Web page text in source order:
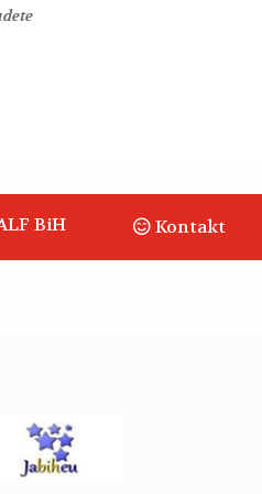
BiH Kontakt